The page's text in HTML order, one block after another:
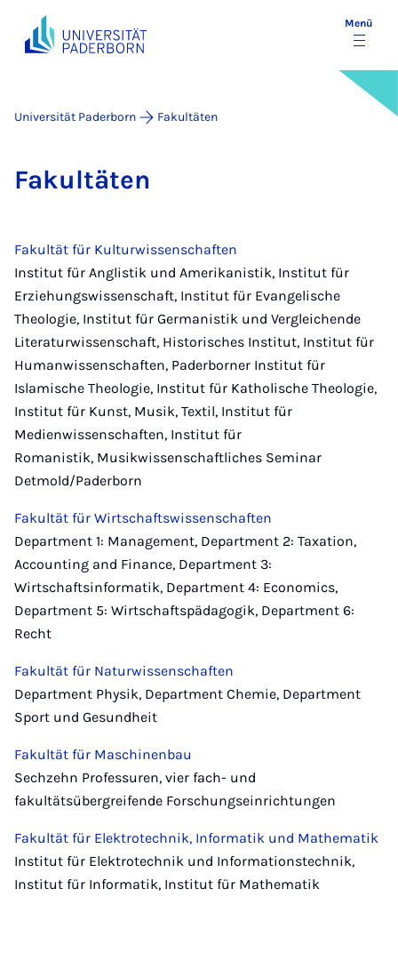
Menü
Universität Paderborn Fakultäten
Fa­kul­tä­ten
Fakultät für Kulturwissenschaften
Institut für Anglistik und Amerikanistik, Institut für
Erziehungswissenschaft, Institut für Evangelische
Theologie, Institut für Germanistik und Vergleichende
Literaturwissenschaft, Historisches Institut, Institut für
Humanwissenschaften, Paderborner Institut für
Islamische Theologie, Institut für Katholische Theologie,
Institut für Kunst, Musik, Textil, Institut für
Medienwissenschaften, Institut für
Romanistik, Musikwissenschaftliches Seminar
Detmold/Paderborn
Fakultät für Wirtschaftswissenschaften
Department 1: Management, Department 2: Taxation,
Accounting and Finance, Department 3:
Wirtschaftsinformatik, Department 4: Economics,
Department 5: Wirtschaftspädagogik, Department 6:
Recht
Fakultät für Naturwissenschaften
Department Physik, Department Chemie, Department
Sport und Gesundheit
Fakultät für Maschinenbau
Sechzehn Professuren, vier fach- und
fakultätsübergreifende Forschungseinrichtungen
Fakultät für Elektrotechnik, Informatik und Mathematik
Institut für Elektrotechnik und Informationstechnik,
Institut für Informatik, Institut für Mathematik